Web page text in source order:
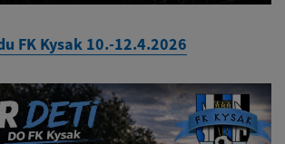
FK Kysak 10.-12.4.2026